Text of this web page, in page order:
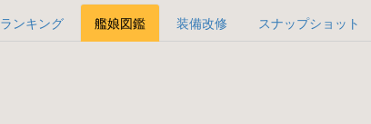
ランキング 艦娘図鑑 装備改修 スナップショット